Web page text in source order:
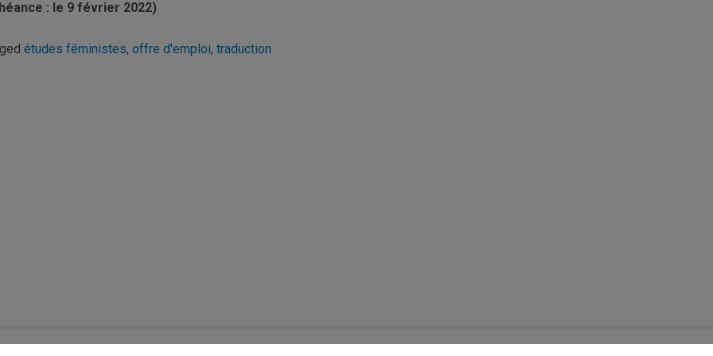
: le 9 février 2022)
études féministes, offre d'emploi, traduction